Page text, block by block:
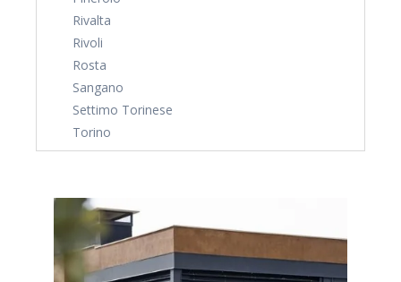
Rivalta
Rivoli
Rosta
Sangano
Settimo Torinese
Torino